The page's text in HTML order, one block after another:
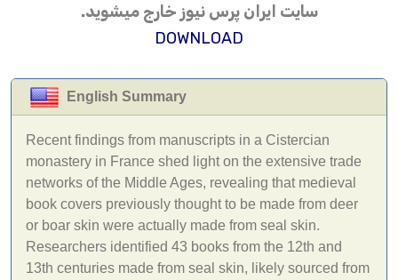
سایت ایران پرس نیوز خارج میشوید.
DOWNLOAD
English Summary
Recent findings from manuscripts in a Cistercian
monastery in France shed light on the extensive trade
networks of the Middle Ages, revealing that medieval
book covers previously thought to be made from deer
or boar skin were actually made from seal skin.
Researchers identified 43 books from the 12th and
13th centuries made from seal skin, likely sourced from